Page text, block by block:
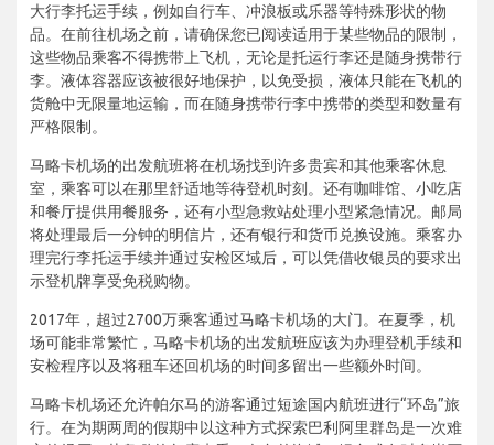
大行李托运手续，例如自行车、冲浪板或乐器等特殊形状的物
品。在前往机场之前，请确保您已阅读适用于某些物品的限制，
这些物品乘客不得携带上飞机，无论是托运行李还是随身携带行
李。液体容器应该被很好地保护，以免受损，液体只能在飞机的
货舱中无限量地运输，而在随身携带行李中携带的类型和数量有
严格限制。
马略卡机场的出发航班将在机场找到许多贵宾和其他乘客休息
室，乘客可以在那里舒适地等待登机时刻。还有咖啡馆、小吃店
和餐厅提供用餐服务，还有小型急救站处理小型紧急情况。邮局
将处理最后一分钟的明信片，还有银行和货币兑换设施。乘客办
理完行李托运手续并通过安检区域后，可以凭借收银员的要求出
示登机牌享受免税购物。
2017年，超过2700万乘客通过马略卡机场的大门。在夏季，机
场可能非常繁忙，马略卡机场的出发航班应该为办理登机手续和
安检程序以及将租车还回机场的时间多留出一些额外时间。
马略卡机场还允许帕尔马的游客通过短途国内航班进行“环岛”旅
行。在为期两周的假期中以这种方式探索巴利阿里群岛是一次难